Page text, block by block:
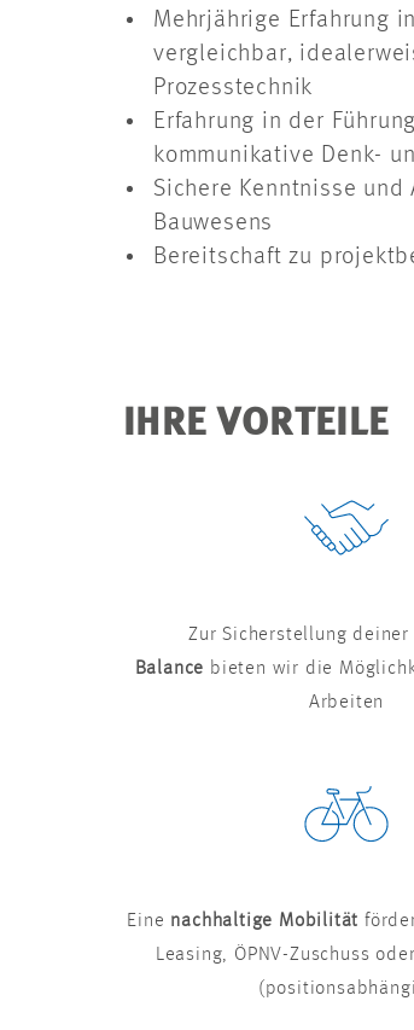
Mehrjährige Erfahrung
vergleichbar,
Prozesstechnik
Erfahrung in der
kommunikative Denk-
Sichere Kenntnisse
Bauwesens
Bereitschaft zu
IHRE VORTEILE
Zur Sicherstellung deiner
Balance bieten wir die
Arbeiten
Eine nachhaltige Mobilität
Leasing, ÖPNV-Zuschuss